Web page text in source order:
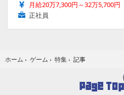
月給20万7,300円～32万5,700円
正社員
ホーム › ゲーム › 特集 › 記事